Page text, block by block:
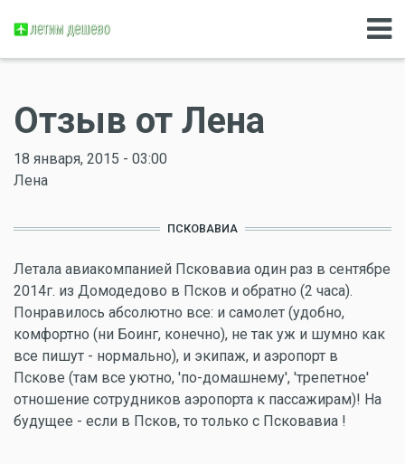
Отзыв от Лена
18 января, 2015 - 03:00
Лена
ПСКОВАВИА
Летала авиакомпанией Псковавиа один раз в сентябре
2014г. из Домодедово в Псков и обратно (2 часа).
Понравилось абсолютно все: и самолет (удобно,
комфортно (ни Боинг, конечно), не так уж и шумно как
все пишут - нормально), и экипаж, и аэропорт в
Пскове (там все уютно, 'по-домашнему', 'трепетное'
отношение сотрудников аэропорта к пассажирам)! На
будущее - если в Псков, то только с Псковавиа !